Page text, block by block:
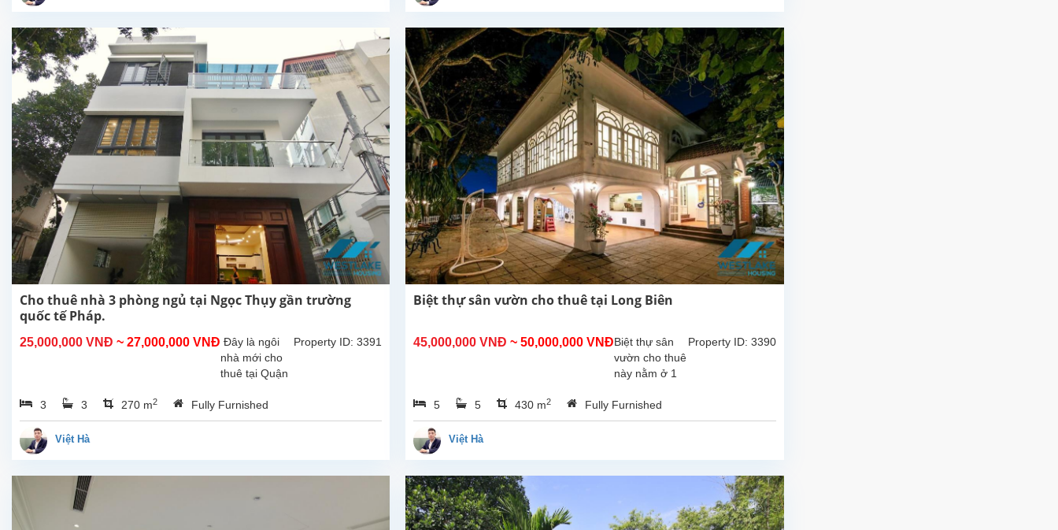
nhà...
tưởng để lưu
trú .Ngôi...
Cho thuê nhà 3 phòng ngủ tại Ngọc Thụy gần trường
quốc tế Pháp.
25,000,000 VNĐ ~ 27,000,000 VNĐ Property ID: 3391
Đây là ngôi
nhà mới cho
thuê tại Quận
Ngôi nhà có vị
trí tốt, rất yên
đến cửa...
3 3 270 m2 Fully Furnished
Việt Hà
Biệt thự sân vườn cho thuê tại Long Biên
45,000,000 VNĐ ~ 50,000,000 VNĐ Property ID: 3390
Biệt thự sân
vườn cho thuê
này nằm ở 1
yên tĩnh tại
đường Cổ
airline...
5 5 430 m2 Fully Furnished
Việt Hà